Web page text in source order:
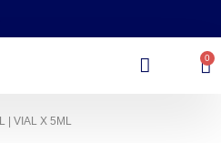
0
| VIAL X 5ML